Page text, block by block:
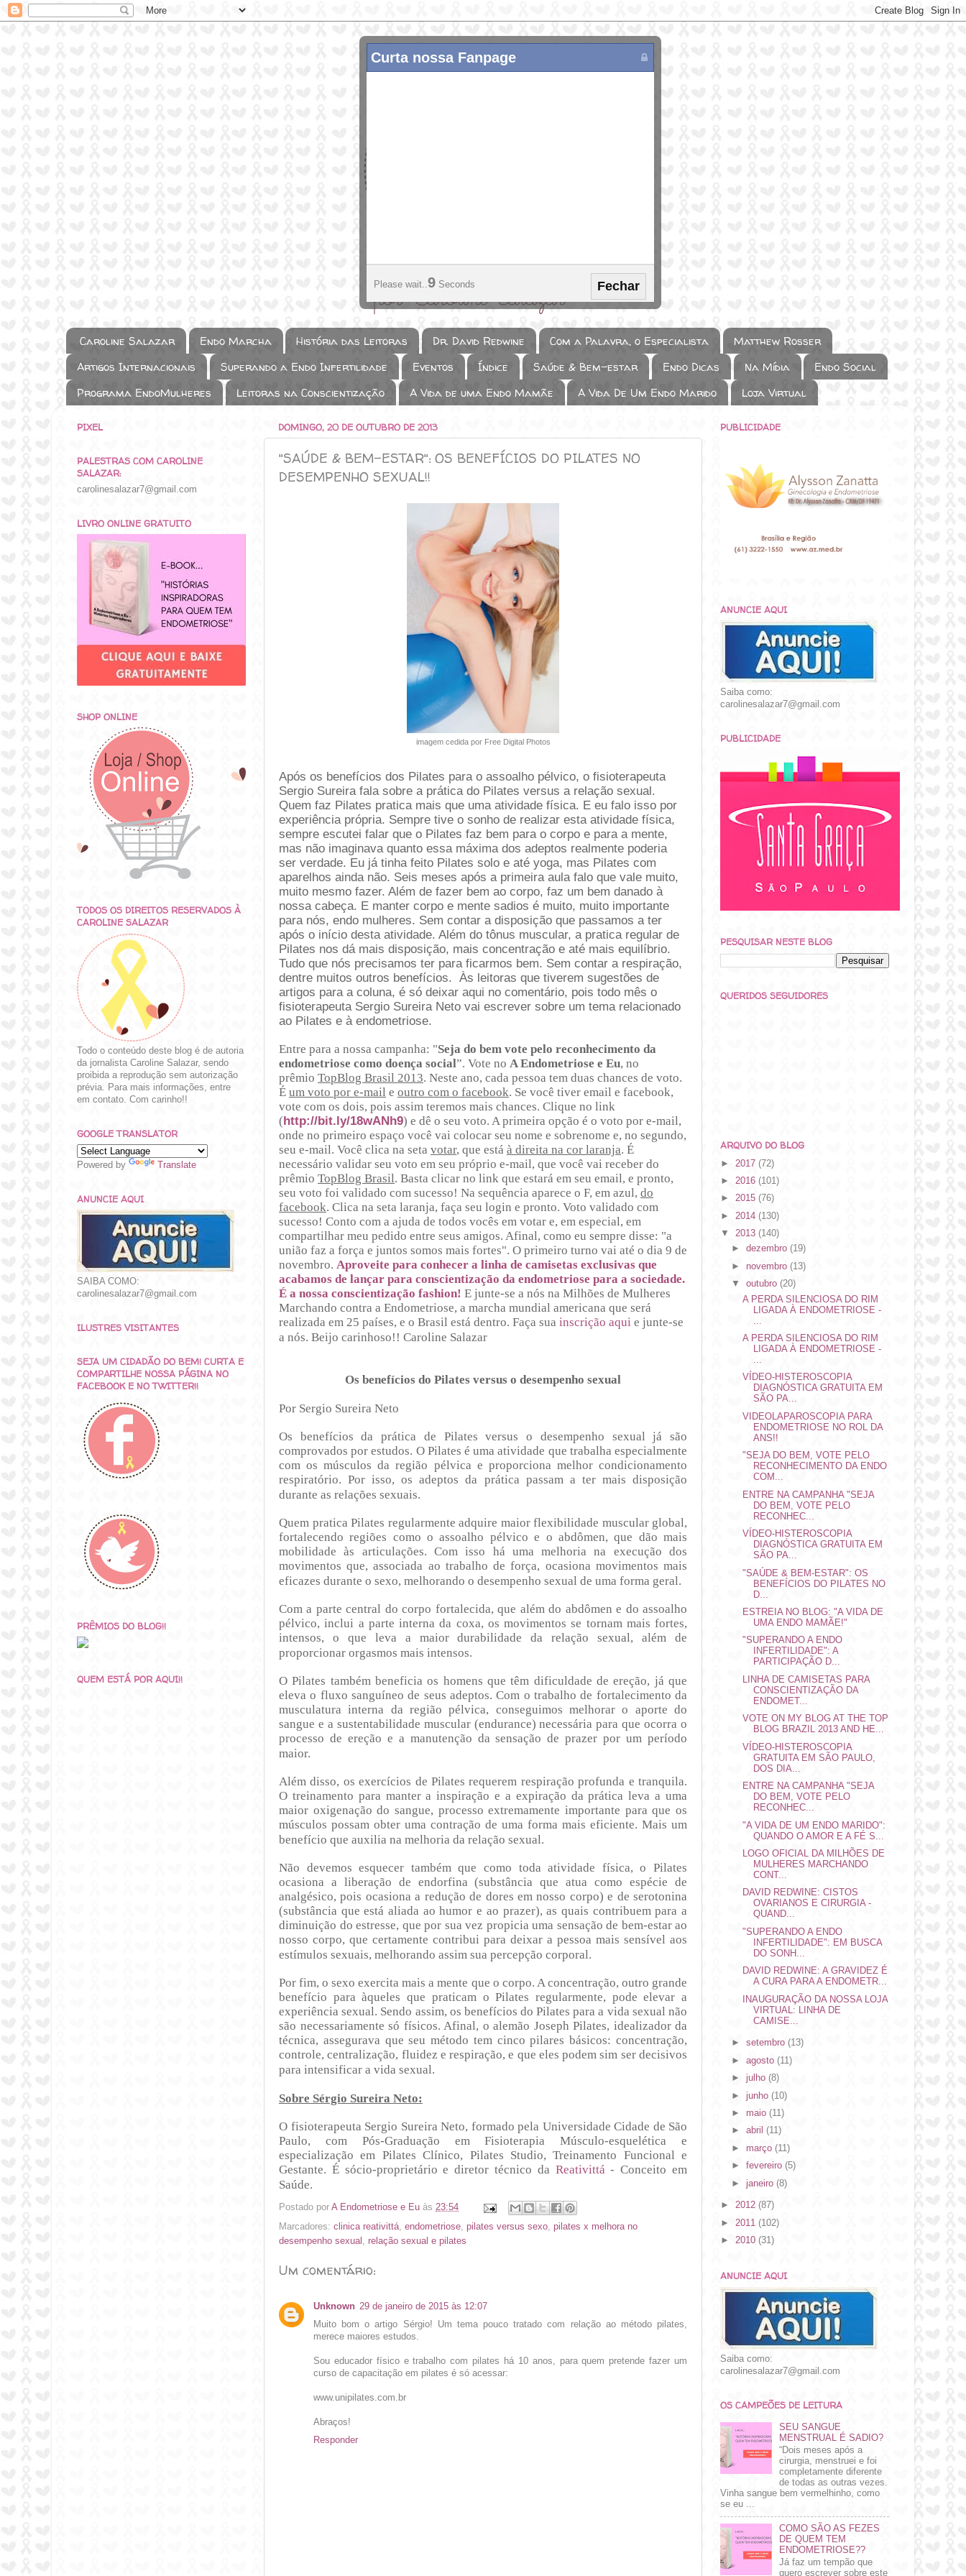
Caroline Salazar Endo Marcha História das Leitoras Dr. David Redwine Com a Palavra, o Especialista
Matthew Rosser
Artigos Internacionais
Superando a Endo Infertilidade Eventos Índice Saúde & Bem-estar Endo Dicas Na Mídia
Endo Social
Programa EndoMulheres
Leitoras na Conscientização A Vida de uma Endo Mamãe A Vida De Um Endo Marido Loja Virtual
DOMINGO, 20 DE OUTUBRO DE 2013
"SAÚDE & BEM-ESTAR": OS BENEFÍCIOS DO PILATES NO
DESEMPENHO SEXUAL!!
imagem cedida por Free Digital Photos
Após os benefícios dos Pilates para o assoalho pélvico, o fisioterapeuta
Sergio Sureira fala sobre a prática do Pilates versus a relação sexual.
Quem faz Pilates pratica mais que uma atividade física. E eu falo isso por
experiência própria. Sempre tive o sonho de realizar esta atividade física,
sempre escutei falar que o Pilates faz bem para o corpo e para a mente,
mas não imaginava quanto essa máxima dos adeptos realmente poderia
ser verdade. Eu já tinha feito Pilates solo e até yoga, mas Pilates com
aparelhos ainda não. Seis meses após a primeira aula falo que vale muito,
muito mesmo fazer. Além de fazer bem ao corpo, faz um bem danado à
nossa cabeça. E manter corpo e mente sadios é muito, muito importante
para nós, endo mulheres. Sem contar a disposição que passamos a ter
após o início desta atividade. Além do tônus muscular, a pratica regular de
Pilates nos dá mais disposição, mais concentração e até mais equilíbrio.
Tudo que nós precisamos ter para ficarmos bem. Sem contar a respiração,
dentre muitos outros benefícios. Às leitoras que tiverem sugestões de
artigos para a coluna, é só deixar aqui no comentário, pois todo mês o
fisioterapeuta Sergio Sureira Neto vai escrever sobre um tema relacionado
ao Pilates e à endometriose.
Entre para a nossa campanha: "Seja do bem vote pelo reconhecimento da
endometriose como doença social”. Vote no A Endometriose e Eu, no
prêmio TopBlog Brasil 2013. Neste ano, cada pessoa tem duas chances de voto.
É um voto por e-mail e outro com o facebook. Se você tiver email e facebook,
vote com os dois, pois assim teremos mais chances. Clique no link
(http://bit.ly/18wANh9) e dê o seu voto. A primeira opção é o voto por e-mail,
onde no primeiro espaço você vai colocar seu nome e sobrenome e, no segundo,
seu e-mail. Você clica na seta votar, que está à direita na cor laranja. É
necessário validar seu voto em seu próprio e-mail, que você vai receber do
prêmio TopBlog Brasil. Basta clicar no link que estará em seu email, e pronto,
seu voto foi validado com sucesso! Na sequência aparece o F, em azul, do
facebook. Clica na seta laranja, faça seu login e pronto. Voto validado com
sucesso! Conto com a ajuda de todos vocês em votar e, em especial, em
compartilhar meu pedido entre seus amigos. Afinal, como eu sempre disse: "a
união faz a força e juntos somos mais fortes". O primeiro turno vai até o dia 9 de
novembro. Aproveite para conhecer a linha de camisetas exclusivas que
acabamos de lançar para conscientização da endometriose para a sociedade.
É a nossa conscientização fashion! E junte-se a nós na Milhões de Mulheres
Marchando contra a Endometriose, a marcha mundial americana que será
realizada em 25 países, e o Brasil está dentro. Faça sua inscrição aqui e junte-se
a nós. Beijo carinhoso!! Caroline Salazar
Os benefícios do Pilates versus o desempenho sexual
Por Sergio Sureira Neto
Os benefícios da prática de Pilates versus o desempenho sexual já são
comprovados por estudos. O Pilates é uma atividade que trabalha especialmente
com os músculos da região pélvica e proporciona melhor condicionamento
respiratório. Por isso, os adeptos da prática passam a ter mais disposição
durante as relações sexuais.
Quem pratica Pilates regularmente adquire maior flexibilidade muscular global,
fortalecendo regiões como o assoalho pélvico e o abdômen, que dão mais
mobilidade às articulações. Com isso há uma melhoria na execução dos
movimentos que, associada ao trabalho de força, ocasiona movimentos mais
eficazes durante o sexo, melhorando o desempenho sexual de uma forma geral.
Com a parte central do corpo fortalecida, que além do abdômen e do assoalho
pélvico, inclui a parte interna da coxa, os movimentos se tornam mais fortes,
intensos, o que leva a maior durabilidade da relação sexual, além de
proporcionar orgasmos mais intensos.
O Pilates também beneficia os homens que têm dificuldade de ereção, já que
eleva o fluxo sanguíneo de seus adeptos. Com o trabalho de fortalecimento da
musculatura interna da região pélvica, conseguimos melhorar o aporte do
sangue e a sustentabilidade muscular (endurance) necessária para que ocorra o
processo de ereção e a manutenção da sensação de prazer por um período
maior.
Além disso, os exercícios de Pilates requerem respiração profunda e tranquila.
O treinamento para manter a inspiração e a expiração da prática leva a uma
maior oxigenação do sangue, processo extremamente importante para que os
músculos possam obter uma contração de uma forma mais eficiente. Mais um
benefício que auxilia na melhoria da relação sexual.
Não devemos esquecer também que como toda atividade física, o Pilates
ocasiona a liberação de endorfina (substância que atua como espécie de
analgésico, pois ocasiona a redução de dores em nosso corpo) e de serotonina
(substância que está aliada ao humor e ao prazer), as quais contribuem para a
diminuição do estresse, que por sua vez propicia uma sensação de bem-estar ao
nosso corpo, que certamente contribui para deixar a pessoa mais sensível aos
estímulos sexuais, melhorando assim sua percepção corporal.
Por fim, o sexo exercita mais a mente que o corpo. A concentração, outro grande
benefício para àqueles que praticam o Pilates regularmente, pode elevar a
experiência sexual. Sendo assim, os benefícios do Pilates para a vida sexual não
são necessariamente só físicos. Afinal, o alemão Joseph Pilates, idealizador da
técnica, assegurava que seu método tem cinco pilares básicos: concentração,
controle, centralização, fluidez e respiração, e que eles podem sim ser decisivos
para intensificar a vida sexual.
Sobre Sérgio Sureira Neto:
O fisioterapeuta Sergio Sureira Neto, formado pela Universidade Cidade de São
Paulo, com Pós-Graduação em Fisioterapia Músculo-esquelética e
especialização em Pilates Clínico, Pilates Studio, Treinamento Funcional e
Gestante. É sócio-proprietário e diretor técnico da Reativittá - Conceito em
Saúde.
Postado por A Endometriose e Eu às 23:54
Marcadores: clinica reativittá, endometriose, pilates versus sexo, pilates x melhora no
desempenho sexual , relação sexual e pilates
Um comentário:
Unknown 29 de janeiro de 2015 às 12:07
Muito bom o artigo Sérgio! Um tema pouco tratado com relação ao método pilates,
merece maiores estudos.
Sou educador físico e trabalho com pilates há 10 anos, para quem pretende fazer um
curso de capacitação em pilates é só acessar:
www.unipilates.com.br
Abraços!
Responder
PIXEL
PALESTRAS COM CAROLINE
SALAZAR:
carolinesalazar7@gmail.com
LIVRO ONLINE GRATUITO
SHOP ONLINE
TODOS OS DIREITOS RESERVADOS À
CAROLINE SALAZAR
Todo o conteúdo deste blog é de autoria
da jornalista Caroline Salazar, sendo
proibida a reprodução sem autorização
prévia. Para mais informações, entre
em contato. Com carinho!!
GOOGLE TRANSLATOR
Powered by Translate
ANUNCIE AQUI
SAIBA COMO:
carolinesalazar7@gmail.com
ILUSTRES VISITANTES
SEJA UM CIDADÃO DO BEM! CURTA E
COMPARTILHE NOSSA PÁGINA NO
FACEBOOK E NO TWITTER!!
PRÊMIOS DO BLOG!!
QUEM ESTÁ POR AQUI!!
PUBLICIDADE
ANUNCIE AQUI
Saiba como:
carolinesalazar7@gmail.com
Curta nossa Fanpage
Please wait..1 Seconds Fechar
PUBLICIDADE
PESQUISAR NESTE BLOG
QUERIDOS SEGUIDORES
ARQUIVO DO BLOG
► 2017 (72)
► 2016 (101)
► 2015 (76)
► 2014 (130)
▼ 2013 (140)
►dezembro (19)
► novembro(13)
▼outubro(20)
A PERDA SILENCIOSA DO RIM
LIGADA À ENDOMETRIOSE -
A PERDA SILENCIOSA DO RIM
LIGADA À ENDOMETRIOSE -
...
VÍDEO-HISTEROSCOPIA
DIAGNÓSTICA GRATUITA EM
SÃO PA...
VIDEOLAPAROSCOPIA PARA
ENDOMETRIOSE NO ROL DA
ANS!!
"SEJA DO BEM, VOTE PELO
RECONHECIMENTO DA ENDO
COM...
ENTRE NA CAMPANHA "SEJA
DO BEM, VOTE PELO
RECONHEC...
VÍDEO-HISTEROSCOPIA
DIAGNÓSTICA GRATUITA EM
SÃO PA...
"SAÚDE & BEM-ESTAR": OS
BENEFÍCIOS DO PILATES NO
D...
ESTREIA NO BLOG: "A VIDA DE
UMA ENDO MAMÃE!"
"SUPERANDO A ENDO
INFERTILIDADE": A
PARTICIPAÇÃO D...
LINHA DE CAMISETAS PARA
CONSCIENTIZAÇÃO DA
ENDOMET...
VOTE ON MY BLOG AT THE TOP
BLOG BRAZIL 2013 AND HE...
VÍDEO-HISTEROSCOPIA
GRATUITA EM SÃO PAULO,
DOS DIA...
ENTRE NA CAMPANHA "SEJA
DO BEM, VOTE PELO
RECONHEC...
"A VIDA DE UM ENDO MARIDO":
QUANDO O AMOR E A FÉ S...
LOGO OFICIAL DA MILHÕES DE
MULHERES MARCHANDO
CONT...
DAVID REDWINE: CISTOS
OVARIANOS E CIRURGIA -
QUAND...
"SUPERANDO A ENDO
INFERTILIDADE": EM BUSCA
DO SONH...
DAVID REDWINE: A GRAVIDEZ É
A CURA PARA A ENDOMETR...
INAUGURAÇÃO DA NOSSA LOJA
VIRTUAL: LINHA DE
CAMISE...
►setembro(13)
►agosto (11)
► julho(8)
► junho(10)
► maio (11)
►abril (11)
► março (11)
►fevereiro (5)
► janeiro (8)
► 2012 (87)
► 2011 (102)
► 2010 (31)
ANUNCIE AQUI
Saiba como:
carolinesalazar7@gmail.com
OS CAMPEÕES DE LEITURA
SEU SANGUE
MENSTRUAL É SADIO?
“Dois meses após a
cirurgia, menstruei e foi
completamente diferente
de todas as outras vezes.
Vinha sangue bem vermelhinho, como
se eu ...
COMO SÃO AS FEZES
DE QUEM TEM
ENDOMETRIOSE??
Já faz um tempão que
quero escrever sobre este